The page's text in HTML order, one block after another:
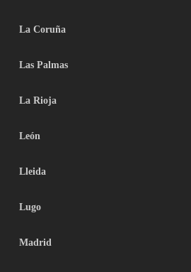
La Coruña
Las Palmas
La Rioja
León
Lleida
Lugo
Madrid